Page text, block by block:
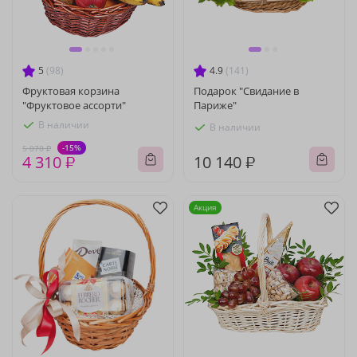
5 (98)
Фруктовая корзина
"Фруктовое ассорти"
В наличии
5 070 ₽ -15%
4 310 ₽
4.9 (141)
Подарок "Свидание в
Париже"
В наличии
10 140 ₽
Акция